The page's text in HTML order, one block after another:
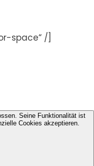
space“ /]
Seine Funktionalität ist
Cookies akzeptieren.